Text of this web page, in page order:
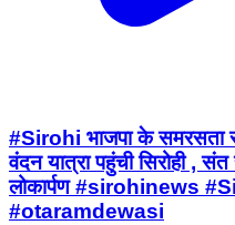
#Sirohi भाजपा के
वंदन यात्रा पहुंची सिरोही , संत
लोकार्पण #sirohinews
#otaramdewasi